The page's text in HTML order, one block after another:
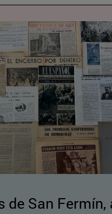
de San Fermín,